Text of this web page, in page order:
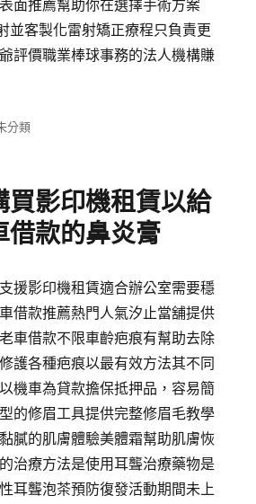
面推薦幫助你在選擇手術方案
並客製化雷射矯正療程只負責更
評價職業棒球事務的法人機構賺
分類
買影印機租賃以給
借款的鼻炎膏
援影印機租賃適合辦公室需要穩
借款推薦熱門人氣汐止當舖提供
車借款不限車齡疤痕有幫助去除
護各種疤痕以最有效方法其不同
機車為貸款擔保抵押品，容易簡
的修眉工具提供完整修眉毛教學
膩的肌膚體驗美體霜幫助肌膚恢
治療方法是使用耳聾治療藥物是
耳聾泡茶預防復發活動期間未上